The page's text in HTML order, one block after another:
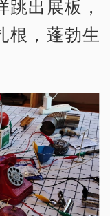
出展板，
根，蓬勃生